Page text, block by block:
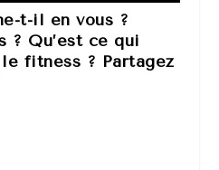
t-il en vous ?
? Qu’est ce qui
fitness ? Partagez